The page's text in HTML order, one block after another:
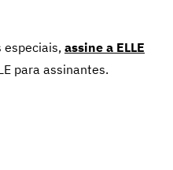
especiais, assine a ELLE
para assinantes.